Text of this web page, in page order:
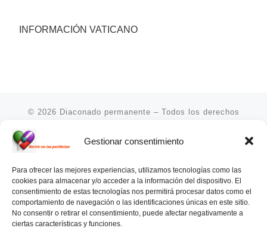
Gestionar consentimiento
Para ofrecer las mejores experiencias, utilizamos tecnologías como las
cookies para almacenar y/o acceder a la información del dispositivo. El
consentimiento de estas tecnologías nos permitirá procesar datos como el
comportamiento de navegación o las identificaciones únicas en este sitio.
No consentir o retirar el consentimiento, puede afectar negativamente a
ciertas características y funciones.
INFORMACIÓN VATICANO
© 2026 Diaconado permanente – Todos los derechos
Funciona conWP– Diseñado con elTema Customizr
07.08.2026
Filipinas: el Vicariato Apostólico de Calapán se
convierte en diócesis